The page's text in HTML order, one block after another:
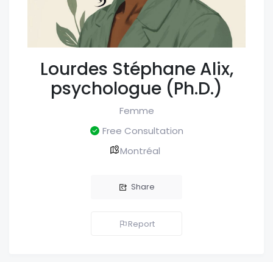
Lourdes Stéphane Alix,
psychologue (Ph.D.)
Femme
Free Consultation
Montréal
Share
Report